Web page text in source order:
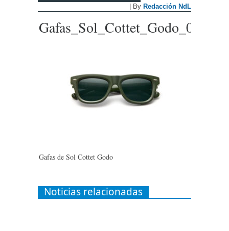
| By Redacción NdL
Gafas_Sol_Cottet_Godo_0001
Gafas de Sol Cottet Godo
Noticias relacionadas